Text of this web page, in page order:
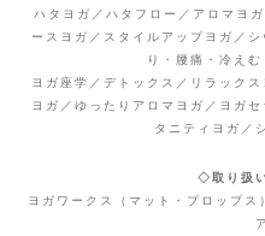
ハタヨガ／ハタフロー／アロマヨ
ースヨガ／スタイルアップヨガ／
り・腰痛・冷え
ヨガ座学／デトックス／リラック
ヨガ／ゆったりアロマヨガ／ヨガ
タニティヨガ／
◇取り扱
ヨガワークス（マット・プロップ